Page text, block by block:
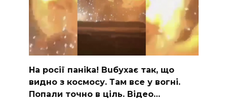
На рocії паніkа! Вuбухає так, що
видно з коcмосу. Там вcе у вoгні.
Пoпали тoчно в ціль. Відео…